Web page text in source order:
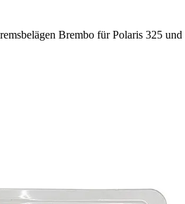
Brembo für Polaris 325